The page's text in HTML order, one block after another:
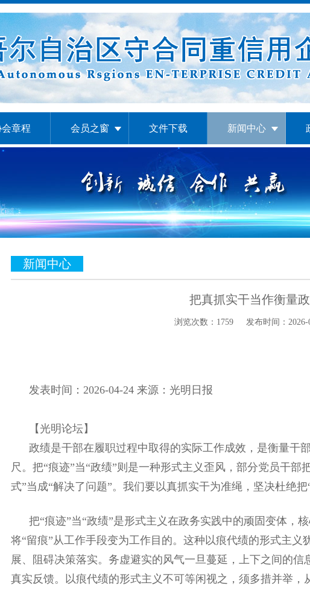
章程 会员之窗 文件下载 新闻中心
新闻中心
把真抓实干当作衡量
浏览次数：1759 发布时间：2026-
发表时间：2026-04-24 来源：光明日报
【光明论坛】
政绩是干部在履职过程中取得的实际工作成效，是衡量干
尺。把“痕迹”当“政绩”则是一种形式主义歪风，部分党员干部
式”当成“解决了问题”。我们要以真抓实干为准绳，坚决杜绝把“
把“痕迹”当“政绩”是形式主义在政务实践中的顽固变体，核
将“留痕”从工作手段变为工作目的。这种以痕代绩的形式主义
展、阻碍决策落实。务虚避实的风气一旦蔓延，上下之间的
真实反馈。以痕代绩的形式主义不可等闲视之，须多措并举，